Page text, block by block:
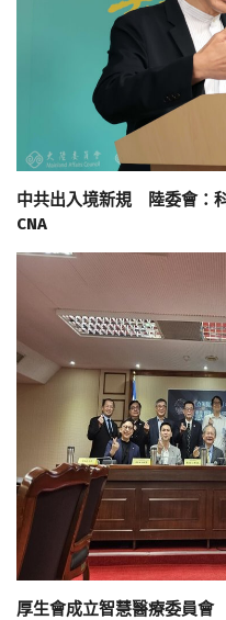
中共出入境新規 陸委會：
CNA
厚生會成立智慧醫療委員